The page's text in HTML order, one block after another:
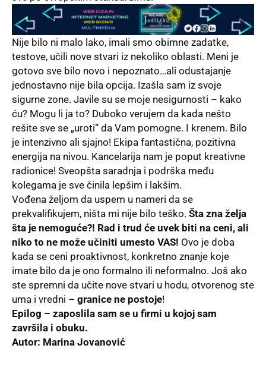
Nije bilo ni malo lako, imali smo obimne zadatke,
testove, učili nove stvari iz nekoliko oblasti. Meni je
gotovo sve bilo novo i nepoznato…ali odustajanje
jednostavno nije bila opcija. Izašla sam iz svoje
sigurne zone. Javile su se moje nesigurnosti – kako
ću? Mogu li ja to? Duboko verujem da kada nešto
rešite sve se „uroti“ da Vam pomogne. I krenem. Bilo
je intenzivno ali sjajno! Ekipa fantastična, pozitivna
energija na nivou. Kancelarija nam je poput kreativne
radionice! Sveopšta saradnja i podrška među
kolegama je sve činila lepšim i lakšim.
Vođena željom da uspem u nameri da se
prekvalifikujem, ništa mi nije bilo teško. Šta zna želja
šta je nemoguće?! Rad i trud će uvek biti na ceni, ali
niko to ne može učiniti umesto VAS! Ovo je doba
kada se ceni proaktivnost, konkretno znanje koje
imate bilo da je ono formalno ili neformalno. Još ako
ste spremni da učite nove stvari u hodu, otvorenog ste
uma i vredni – granice ne postoje!
Epilog – zaposlila sam se u firmi u kojoj sam
završila i obuku.
Autor: Marina Jovanović